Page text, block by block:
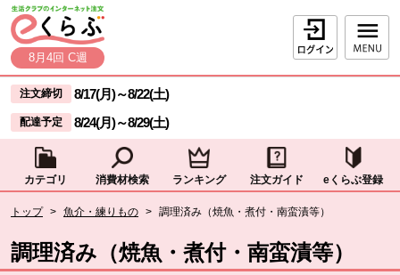
ページの先頭です。
本文へジャンプする。
8月4回 C週
ログイン
ここからサイト内共通メニューです。
サイト内共通メニューをスキップする
注文締切 8/17(月)～8/22(土)
配達予定 8/24(月)～8/29(土)
カテゴリ 消費材検索 ランキング 注文ガイド eくらぶ登録
トップ > 魚介・練りもの > 調理済み（焼魚・煮付・南蛮漬等）
調理済み（焼魚・煮付・南蛮漬等）